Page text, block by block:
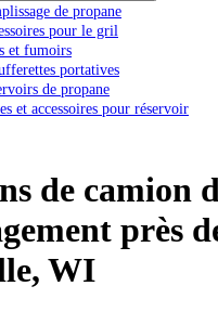
de propane
pour le gril
et fumoirs
portatives
de propane
et accessoires pour réservoir
de camion
près
WI